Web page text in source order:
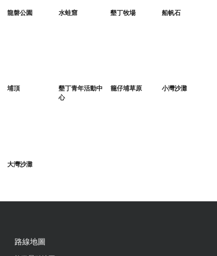
龍磐公園 水蛙窟 墾丁牧場 船帆石
埔頂
墾丁青年活動中
心
籠仔埔草原 小灣沙灘
大灣沙灘
路線地圖